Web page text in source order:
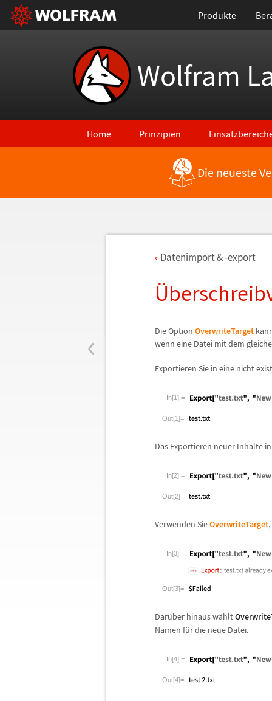
Produkte
Wolfram
Home Prinzipien
Die neueste
‹
Datenimport & -export
Ü
Die Option OverwriteTarget
wenn eine Datei mit dem
Exportieren Sie in eine nicht
In[1]:=
Out[1]=
Das Exportieren neuer Inhalte
In[2]:=
Out[2]=
Verwenden SieOverwriteTarget
In[3]:=
Out[3]=
Darüber hinaus wählt
Namen für die neue Datei.
In[4]:=
Out[4]=